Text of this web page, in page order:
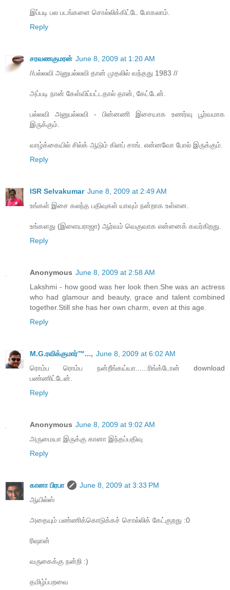
இப்படி பல படங்களை சொல்லிக்கிட்டே போகலாம்.
Reply
சரவணகுமரன் June 8, 2009 at 1:20 AM
//பல்லவி அனுபல்லவி தான் முதலில் வந்தது 1983 //
அப்படி நான் கேள்விப்பட்டதால் தான், கேட்டேன்.
பல்லவி அனுபல்லவி - பின்னணி இசையாக உணர்வு பூர்வமாக
இருக்கும்.
வாழ்க்கையில் சில்க் ஆடும் கிளப் சாங். என்னவோ போல் இருக்கும்.
Reply
ISR Selvakumar June 8, 2009 at 2:49 AM
உங்கள் இசை கலந்த பதிவுகள் யாவும் நன்றாக உள்ளன.
உங்களது (இளையராஜா) ஆர்வம் வெகுவாக என்னைக் கவர்கிறது.
Reply
Anonymous June 8, 2009 at 2:58 AM
Lakshmi - how good was her look then.She was an actress
who had glamour and beauty, grace and talent combined
together.Still she has her own charm, even at this age.
Reply
M.G.ரவிக்குமார்™..., June 8, 2009 at 6:02 AM
ரொம்ப ரொம்ப நன்றீங்கய்யா......ரிங்க்டோன் download
பண்ணிட்டேன்.
Reply
Anonymous June 8, 2009 at 9:02 AM
அருமையா இருக்கு கானா இந்தப்பதிவு
Reply
கானா பிரபா
June 8, 2009 at 3:33 PM
ஆயில்ஸ்
அதையும் பண்ணிக்கொடுக்கச் சொல்லிக் கேட்குறது :0
ரிஷான்
வருகைக்கு நன்றி :)
தமிழ்ப்பறவை